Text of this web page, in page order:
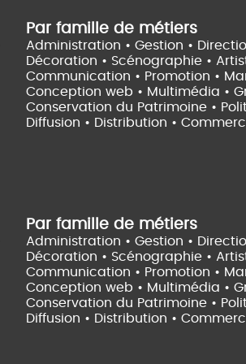
Par famille de métiers
Administration • Gestion •
Décoration • Scénographie •
Communication • Promotion •
Conception web • Multimédia •
Conservation du Patrimoine •
Diffusion • Distribution •
Par famille de métiers
Administration • Gestion •
Décoration • Scénographie •
Communication • Promotion •
Conception web • Multimédia •
Conservation du Patrimoine •
Diffusion • Distribution •